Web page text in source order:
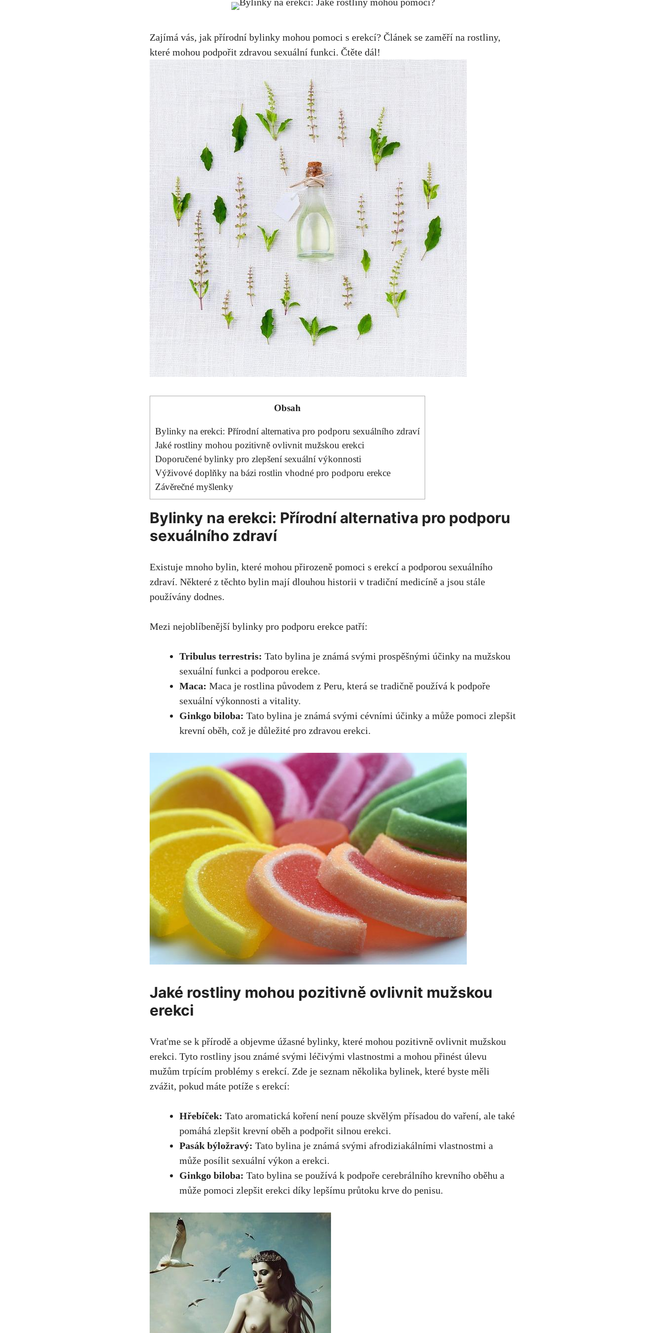
Zajímá vás, jak přírodní bylinky mohou pomoci s erekcí? Článek se zaměří na rostliny,
které mohou podpořit zdravou sexuální funkci. Čtěte dál!
Obsah
Bylinky na erekci: Přírodní alternativa pro podporu sexuálního zdraví
Jaké rostliny mohou pozitivně ovlivnit mužskou erekci
Doporučené bylinky pro zlepšení sexuální výkonnosti
Výživové doplňky na bázi rostlin vhodné pro podporu erekce
Závěrečné myšlenky
Bylinky na erekci: Přírodní alternativa pro podporu
sexuálního zdraví
Existuje mnoho bylin, které mohou přirozeně pomoci s erekcí a podporou sexuálního
zdraví. Některé z těchto bylin mají dlouhou historii v tradiční medicíně a jsou stále
používány dodnes.
Mezi nejoblíbenější bylinky pro podporu erekce patří:
Tribulus terrestris: Tato bylina je známá svými prospěšnými účinky na mužskou
sexuální funkci a podporou erekce.
Maca: Maca je rostlina původem z Peru, která se tradičně používá k podpoře
sexuální výkonnosti a vitality.
Ginkgo biloba: Tato bylina je známá svými cévními účinky a může pomoci zlepšit
krevní oběh, což je důležité pro zdravou erekci.
Jaké rostliny mohou pozitivně ovlivnit mužskou
erekci
Vraťme se k přírodě a objevme úžasné bylinky, které mohou pozitivně ovlivnit mužskou
erekci. Tyto rostliny jsou známé svými léčivými vlastnostmi a mohou přinést úlevu
mužům trpícím problémy s erekcí. Zde je seznam několika bylinek, které byste měli
zvážit, pokud máte potíže s erekcí:
Hřebíček: Tato aromatická koření není pouze skvělým přísadou do vaření, ale také
pomáhá zlepšit krevní oběh a podpořit silnou erekci.
Pasák býložravý: Tato bylina je známá svými afrodiziakálními vlastnostmi a
může posílit sexuální výkon a erekci.
Ginkgo biloba: Tato bylina se používá k podpoře cerebrálního krevního oběhu a
může pomoci zlepšit erekci díky lepšímu průtoku krve do penisu.